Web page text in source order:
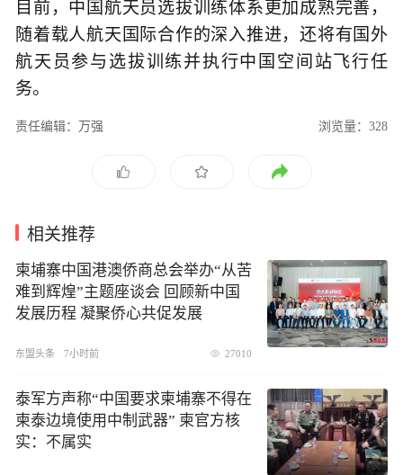
目前，中国航天员选拔训练体系更加成熟完善，
随着载人航天国际合作的深入推进，还将有国外
航天员参与选拔训练并执行中国空间站飞行任
务。
责任编辑：万强 浏览量：328
相关推荐
柬埔寨中国港澳侨商总会举办“从苦
难到辉煌”主题座谈会 回顾新中国
发展历程 凝聚侨心共促发展
东盟头条 7小时前 27010
泰军方声称“中国要求柬埔寨不得在
柬泰边境使用中制武器” 柬官方核
实：不属实